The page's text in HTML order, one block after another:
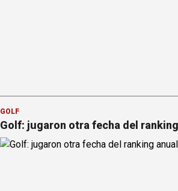
GOLF
Golf: jugaron otra fecha del ranking